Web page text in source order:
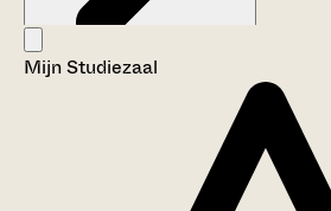
Aanwijzingen voor de gebruiker
Mijn Studiezaal